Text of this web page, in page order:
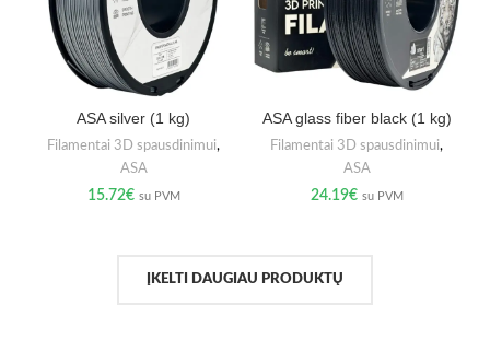
ASA silver (1 kg)
Filamentai 3D spausdinimui,
ASA
15.72€ su PVM
ASA glass fiber black (1 kg)
Filamentai 3D spausdinimui,
ASA
24.19€ su PVM
ĮKELTI DAUGIAU PRODUKTŲ